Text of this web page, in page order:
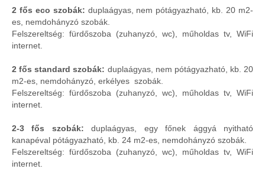
2 fős eco szobák: duplaágyas, nem pótágyazható, kb. 20 m2-
es, nemdohányzó szobák.
Felszereltség: fürdőszoba (zuhanyzó, wc), műholdas tv, WiFi
internet.
2 fős standard szobák: duplaágyas, nem pótágyazható, kb. 20
m2-es, nemdohányzó, erkélyes szobák.
Felszereltség: fürdőszoba (zuhanyzó, wc), műholdas tv, WiFi
internet.
2-3 fős szobák: duplaágyas, egy főnek ággyá nyitható
kanapéval pótágyazható, kb. 24 m2-es, nemdohányzó szobák.
Felszereltség: fürdőszoba (zuhanyzó, wc), műholdas tv, WiFi
internet.